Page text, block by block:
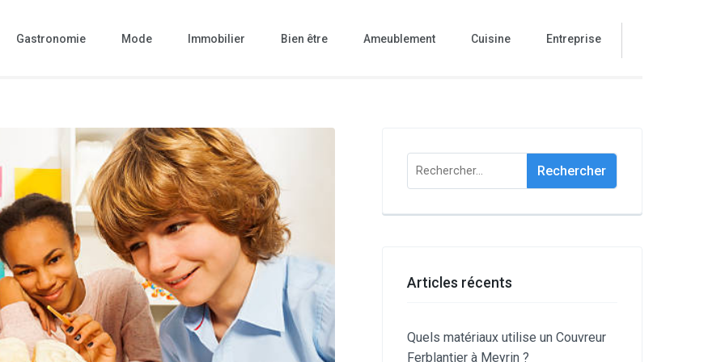
Gastronomie Mode Immobilier Bien être Ameublement Cuisine Entreprise
Rechercher :
Articles récents
Quels matériaux utilise un Couvreur
Ferblantier à Meyrin ?